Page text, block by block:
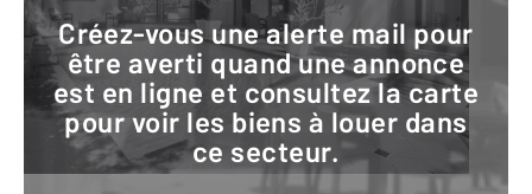
Créez-vous une alerte mail pour
être averti quand une annonce
est en ligne et consultez la carte
pour voir les biens à louer dans
ce secteur.